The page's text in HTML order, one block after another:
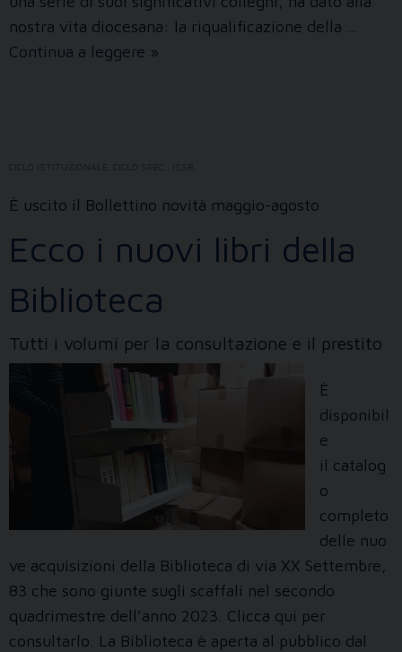
nostra vita diocesana: la riqualificazione della …
Continua a leggere Ghiberti,
»
CICLO ISTITUZIONALE
È uscito il Bollettino novità maggio-agosto
Ecco i nuovi libri della
Biblioteca
Tutti i volumi per la consultazione e il prestito
È
disponibil
e
il catalog
o
completo
delle nuo
ve acquisizioni della Biblioteca di via XX Settembre,
83 che sono giunte sugli scaffali nel secondo
quadrimestre dell’anno 2023. Clicca qui per
consultarlo. La Biblioteca è aperta al pubblico dal